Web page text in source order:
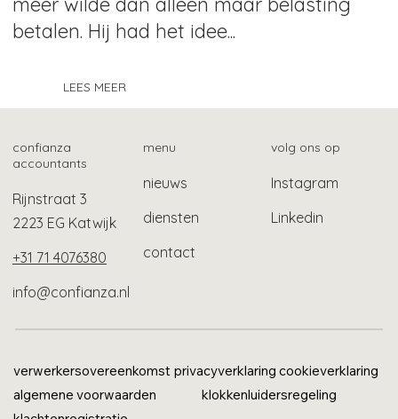
betalen. Hij had het idee...
LEES MEER
confianza
accountants
Rijnstraat 3
2223 EG Katwijk
+31 71 4076380
info@confianza.nl
menu
nieuws
diensten
contact
volg ons op
Instagram
Linkedin
verwerkersovereenkomst privacyverklaring cookieverklaring
algemene voorwaarden
klokkenluidersregeling